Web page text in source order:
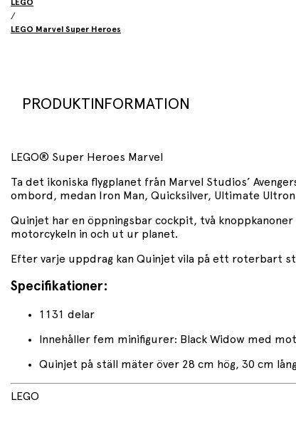
LEGO
/
LEGO Marvel Super Heroes
PRODUKTINFORMATION
LEGO® Super Heroes Marvel
Ta det ikoniska flygplanet från Marvel Studios’
ombord, medan Iron Man, Quicksilver, Ultimate
Quinjet har en öppningsbar cockpit, två
motorcykeln in och ut ur planet.
Efter varje uppdrag kan Quinjet vila på ett roterbart
Specifikationer:
1131 delar
Innehåller fem minifigurer: Black Widow med
Quinjet på ställ mäter över 28 cm hög, 30 cm
LEGO